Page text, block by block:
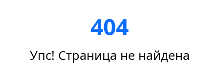
404
Упс! Страница не найдена